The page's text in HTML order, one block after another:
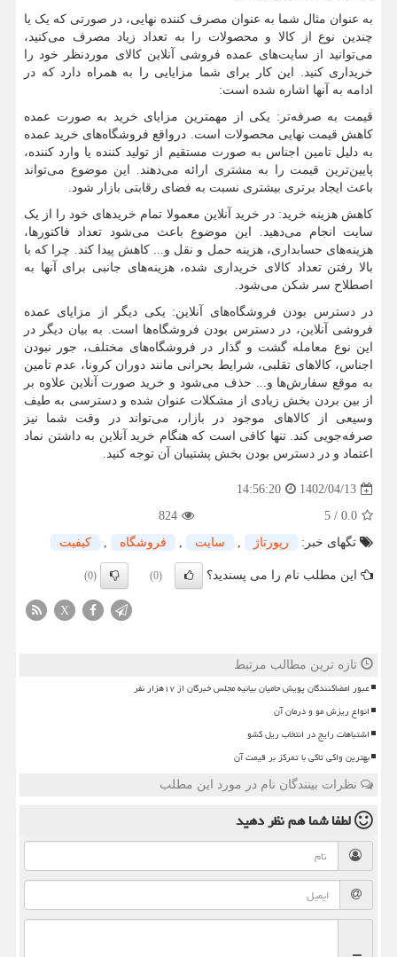
به عنوان مثال شما به عنوان مصرف کننده نهایی، در صورتی که یک یا
چندین نوع از کالا و محصولات را به تعداد زیاد مصرف می‌کنید،
می‌توانید از سایت‌های عمده فروشی آنلاین کالای موردنظر خود را
خریداری کنید. این کار برای شما مزایایی را به همراه دارد که در
ادامه به آنها اشاره شده است:
قیمت به صرفه‌تر: یکی از مهمترین مزایای خرید به صورت عمده
کاهش قیمت نهایی محصولات است. درواقع فروشگاه‌های خرید عمده
به دلیل تامین اجناس به صورت مستقیم از تولید کننده یا وارد کننده،
پایین‌ترین قیمت را به مشتری ارائه می‌دهند. این موضوع می‌تواند
باعث ایجاد برتری بیشتری نسبت به فضای رقابتی بازار شود.
کاهش هزینه‌ خرید: در خرید آنلاین معمولا تمام خریدهای خود را از یک
سایت انجام می‌دهید. این موضوع باعث می‌شود تعداد فاکتورها،
هزینه‌های حسابداری، هزینه حمل و نقل و... کاهش پیدا کند. چرا که با
بالا رفتن تعداد کالای خریداری شده، هزینه‌های جانبی برای آنها به
اصطلاح سر شکن می‌شود.
در دسترس بودن فروشگاه‌های آنلاین: یکی دیگر از مزایای عمده
فروشی آنلاین، در دسترس بودن فروشگاه‌ها است. به بیان دیگر در
این نوع معامله گشت و گذار در فروشگاه‌های مختلف، جور نبودن
اجناس، کالاهای تقلبی، شرایط بحرانی مانند دوران کرونا، عدم تامین
به موقع سفارش‌ها و... حذف می‌شود و خرید صورت آنلاین علاوه بر
از بین بردن بخش زیادی از مشکلات عنوان شده و دسترسی به طیف
وسیعی از کالاهای موجود در بازار، می‌تواند در وقت شما نیز
صرفه‌جویی کند. تنها کافی است که هنگام خرید آنلاین به داشتن نماد
اعتماد و در دسترس بودن بخش پشتیبان آن توجه کنید.
1402/04/13
14:56:20
0.0
/
5
824
تگهای خبر:
رپورتاژ , سایت , فروشگاه , كیفیت
این مطلب نام را می پسندید؟ (0)
(0)
X
تازه ترین مطالب مرتبط
عبور امضاکنندگان پویش حامیان بیانیه مجلس خبرگان از ۱۷هزار نفر
انواع ریزش مو و درمان آن
اشتباهات رایج در انتخاب ریل کشو
بهترین واکی تاکی با تمرکز بر قیمت آن
نظرات بینندگان نام در مورد این مطلب
لطفا شما همنظر دهید